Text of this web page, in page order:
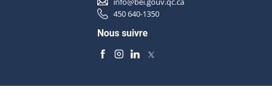
450 640-1350
Nous suivre